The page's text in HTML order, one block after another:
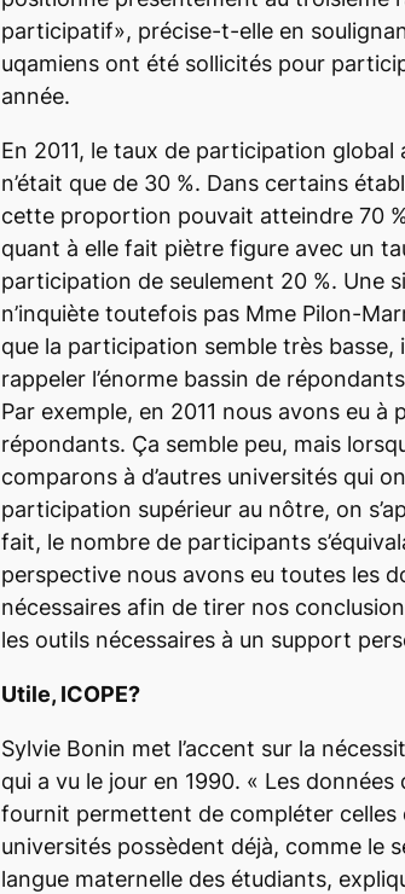
participatif», précise-t-elle en
uqamiens ont été sollicités pour
année.
En 2011, le taux de participation global
n’était que de 30 %. Dans certains
cette proportion pouvait atteindre 70
quant à elle fait piètre figure avec un
participation de seulement 20 %. Une
n’inquiète toutefois pas Mme Pilon-
que la participation semble très basse,
rappeler l’énorme bassin de répondants
Par exemple, en 2011 nous avons eu à
répondants. Ça semble peu, mais
comparons à d’autres universités qui
participation supérieur au nôtre, on
fait, le nombre de participants
perspective nous avons eu toutes les
nécessaires afin de tirer nos
les outils nécessaires à un support
Utile, ICOPE?
Sylvie Bonin met l’accent sur la
qui a vu le jour en 1990. « Les données
fournit permettent de compléter celles
universités possèdent déjà, comme le
langue maternelle des étudiants,